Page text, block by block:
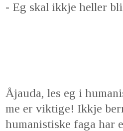
- Eg skal ikkje heller bli
Åjauda, les eg i
me er viktige! Ikkje
humanistiske faga har